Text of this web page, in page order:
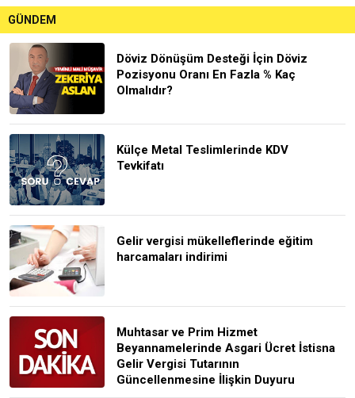
GÜNDEM
Döviz Dönüşüm Desteği İçin Döviz
Pozisyonu Oranı En Fazla % Kaç
Olmalıdır?
Külçe Metal Teslimlerinde KDV
Tevkifatı
Gelir vergisi mükelleflerinde eğitim
harcamaları indirimi
Muhtasar ve Prim Hizmet
Beyannamelerinde Asgari Ücret İstisna
Gelir Vergisi Tutarının
Güncellenmesine İlişkin Duyuru